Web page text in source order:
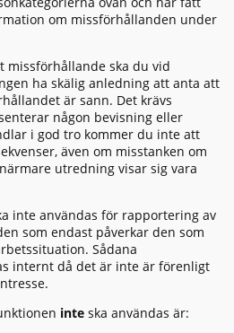
om missförhållanden under
missförhållande ska du vid
ha skälig anledning att anta att
är sann. Det krävs
någon bevisning eller
i god tro kommer du inte att
även om misstanken om
utredning visar sig vara
inte användas för rapportering av
som endast påverkar den som
Sådana
internt då det är inte är förenligt
inte ska användas är: